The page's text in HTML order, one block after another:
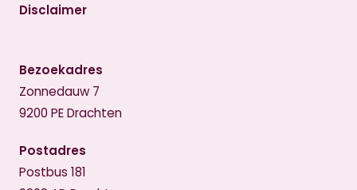
Disclaimer
Bezoekadres
Zonnedauw 7
9200 PE Drachten
Postadres
Postbus 181